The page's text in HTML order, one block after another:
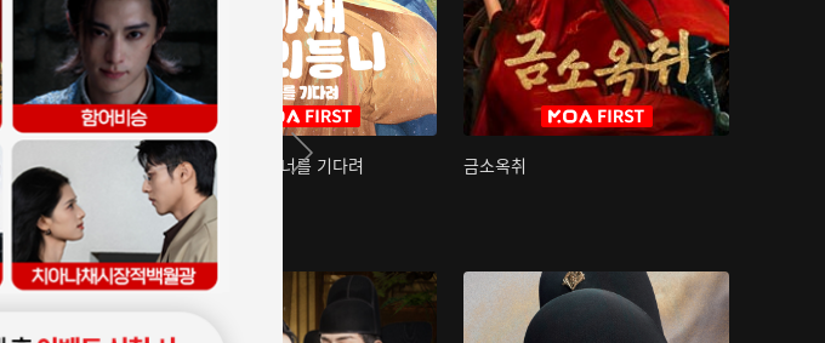
아재저리등니 : 너를 기다려 금소옥취